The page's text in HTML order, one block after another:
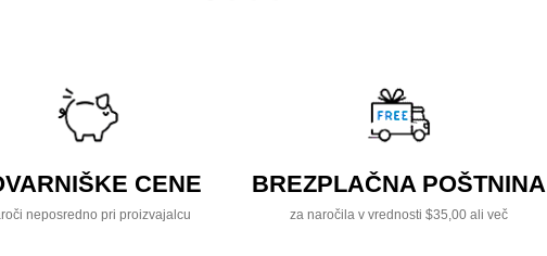
CENE
neposredno pri proizvajalcu
BREZPLAČNA POŠTNINA
za naročila v vrednosti $35,00 ali več